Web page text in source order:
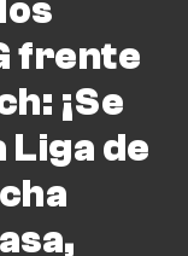
frente
¡Se
Liga de